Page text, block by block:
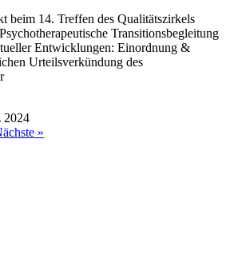
beim 14. Treffen des Qualitätszirkels
Transitionsbegleitung
Entwicklungen: Einordnung &
Urteilsverkündung des
2024
»